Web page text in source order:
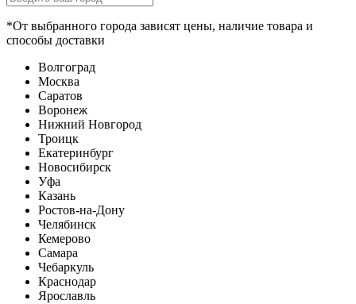
*От выбранного города зависят цены, наличие товара и
способы доставки
Волгоград
Москва
Саратов
Воронеж
Нижний Новгород
Троицк
Екатеринбург
Новосибирск
Уфа
Казань
Ростов-на-Дону
Челябинск
Кемерово
Самара
Чебаркуль
Краснодар
Ярославль